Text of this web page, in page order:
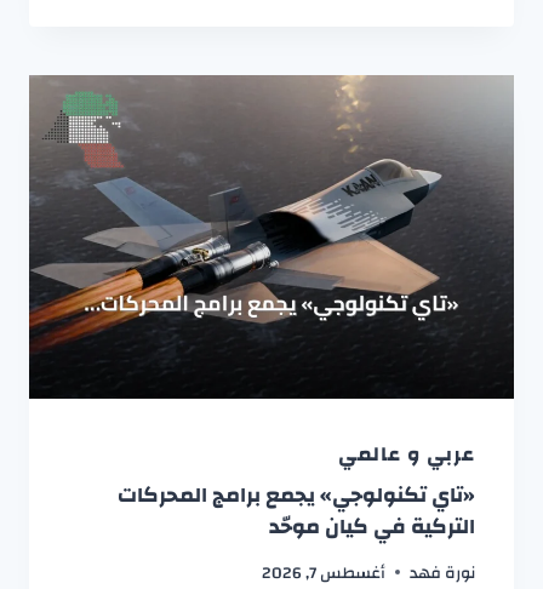
عربي و عالمي
«تاي تكنولوجي» يجمع برامج المحركات
التركية في كيان موحّد
نورة فهد أغسطس 7, 2026